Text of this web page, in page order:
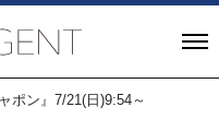
ポン』7/21(日)9:54～